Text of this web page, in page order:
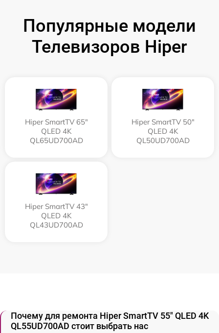
Популярные модели
Телевизоров Hiper
Hiper SmartTV 65"
QLED 4K
QL65UD700AD
Hiper SmartTV 50"
QLED 4K
QL50UD700AD
Hiper SmartTV 43"
QLED 4K
QL43UD700AD
Почему для ремонта Hiper SmartTV 55" QLED 4K
QL55UD700AD стоит выбрать нас